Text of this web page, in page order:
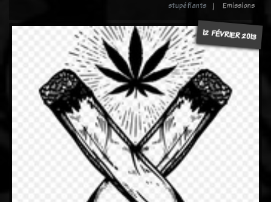
stupéfiants Emissions
12 FÉVRIER 2013